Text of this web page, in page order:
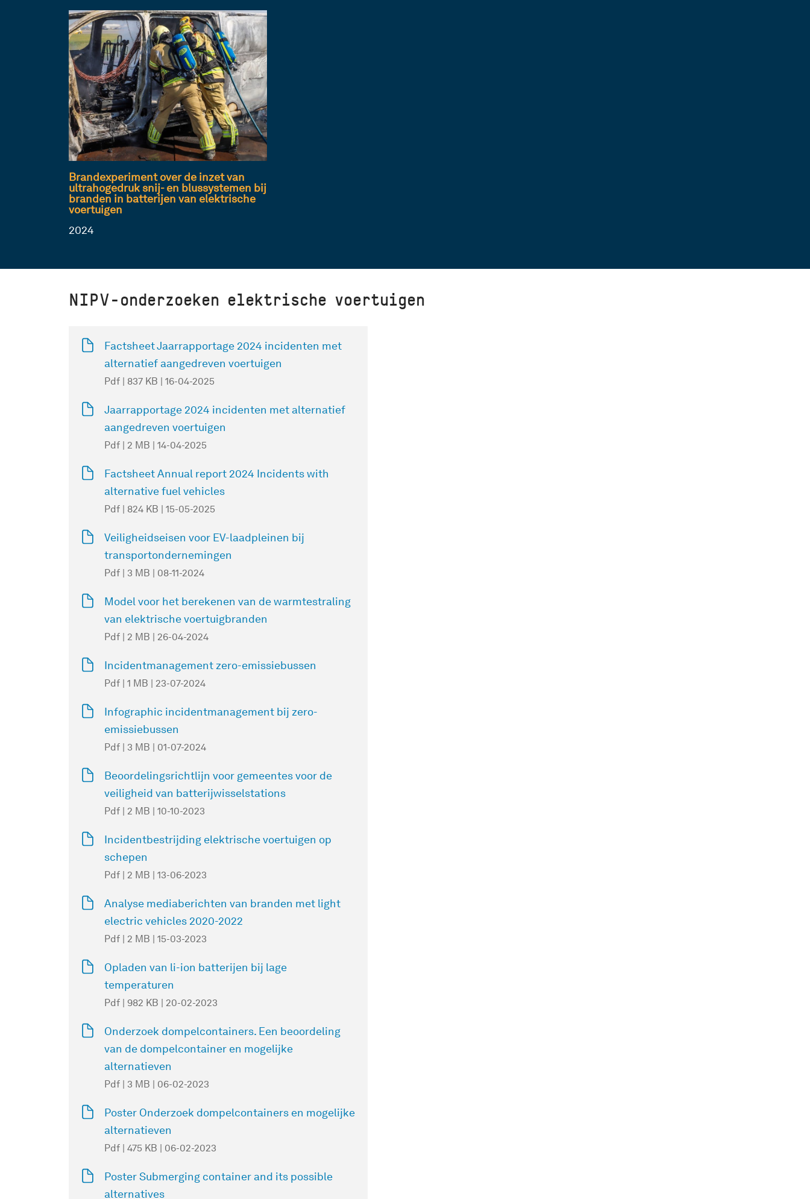
Brandexperiment over de inzet van
ultrahogedruk snij- en blussystemen bij
branden in batterijen van elektrische
voertuigen
2024
NIPV-onderzoeken elektrische voertuigen
Factsheet Jaarrapportage 2024 incidenten met
alternatief aangedreven voertuigen
Pdf | 837 KB | 16-04-2025
Jaarrapportage 2024 incidenten met alternatief
aangedreven voertuigen
Pdf | 2 MB | 14-04-2025
Factsheet Annual report 2024 Incidents with
alternative fuel vehicles
Pdf | 824 KB | 15-05-2025
Veiligheidseisen voor EV-laadpleinen bij
transportondernemingen
Pdf | 3 MB | 08-11-2024
Model voor het berekenen van de warmtestraling
van elektrische voertuigbranden
Pdf | 2 MB | 26-04-2024
Incidentmanagement zero-emissiebussen
Pdf | 1 MB | 23-07-2024
Infographic incidentmanagement bij zero-
emissiebussen
Pdf | 3 MB | 01-07-2024
Beoordelingsrichtlijn voor gemeentes voor de
veiligheid van batterijwisselstations
Pdf | 2 MB | 10-10-2023
Incidentbestrijding elektrische voertuigen op
schepen
Pdf | 2 MB | 13-06-2023
Analyse mediaberichten van branden met light
electric vehicles 2020-2022
Pdf | 2 MB | 15-03-2023
Opladen van li-ion batterijen bij lage
temperaturen
Pdf | 982 KB | 20-02-2023
Onderzoek dompelcontainers. Een beoordeling
van de dompelcontainer en mogelijke
alternatieven
Pdf | 3 MB | 06-02-2023
Poster Onderzoek dompelcontainers en mogelijke
alternatieven
Pdf | 475 KB | 06-02-2023
Poster Submerging container and its possible
alternatives